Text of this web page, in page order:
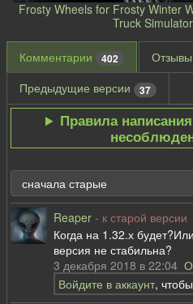
Frosty Wheels for Frosty Winter
Truck
Комментарии 402 Отзывы
Предыдущие версии 37
Правила
Reaper - к старой версии
Когда на 1.32.х
версия не стабильна?
3 декабря 2018 в 22:04
Войдите в аккаунт,